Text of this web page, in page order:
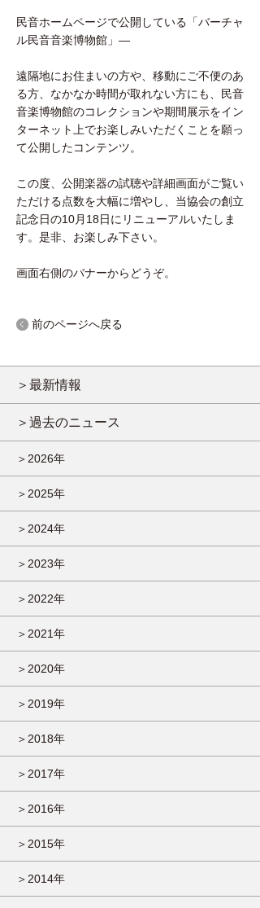
民音ホームページで公開している「バーチャ
ル民音音楽博物館」―
遠隔地にお住まいの方や、移動にご不便のあ
る方、なかなか時間が取れない方にも、民音
音楽博物館のコレクションや期間展示をイン
ターネット上でお楽しみいただくことを願っ
て公開したコンテンツ。
この度、公開楽器の試聴や詳細画面がご覧い
ただける点数を大幅に増やし、当協会の創立
記念日の10月18日にリニューアルいたしま
す。是非、お楽しみ下さい。
画面右側のバナーからどうぞ。
前のページへ戻る
＞最新情報
＞過去のニュース
＞2026年
＞2025年
＞2024年
＞2023年
＞2022年
＞2021年
＞2020年
＞2019年
＞2018年
＞2017年
＞2016年
＞2015年
＞2014年